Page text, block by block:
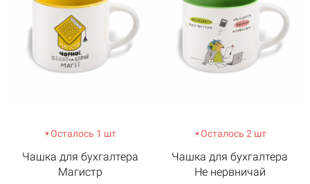
Осталось 1 шт
Чашка для бухгалтера
Магистр
Осталось 2 шт
Чашка для бухгалтера
Не нервничай